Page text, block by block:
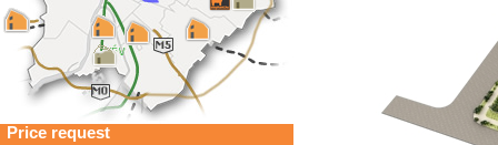
Price request